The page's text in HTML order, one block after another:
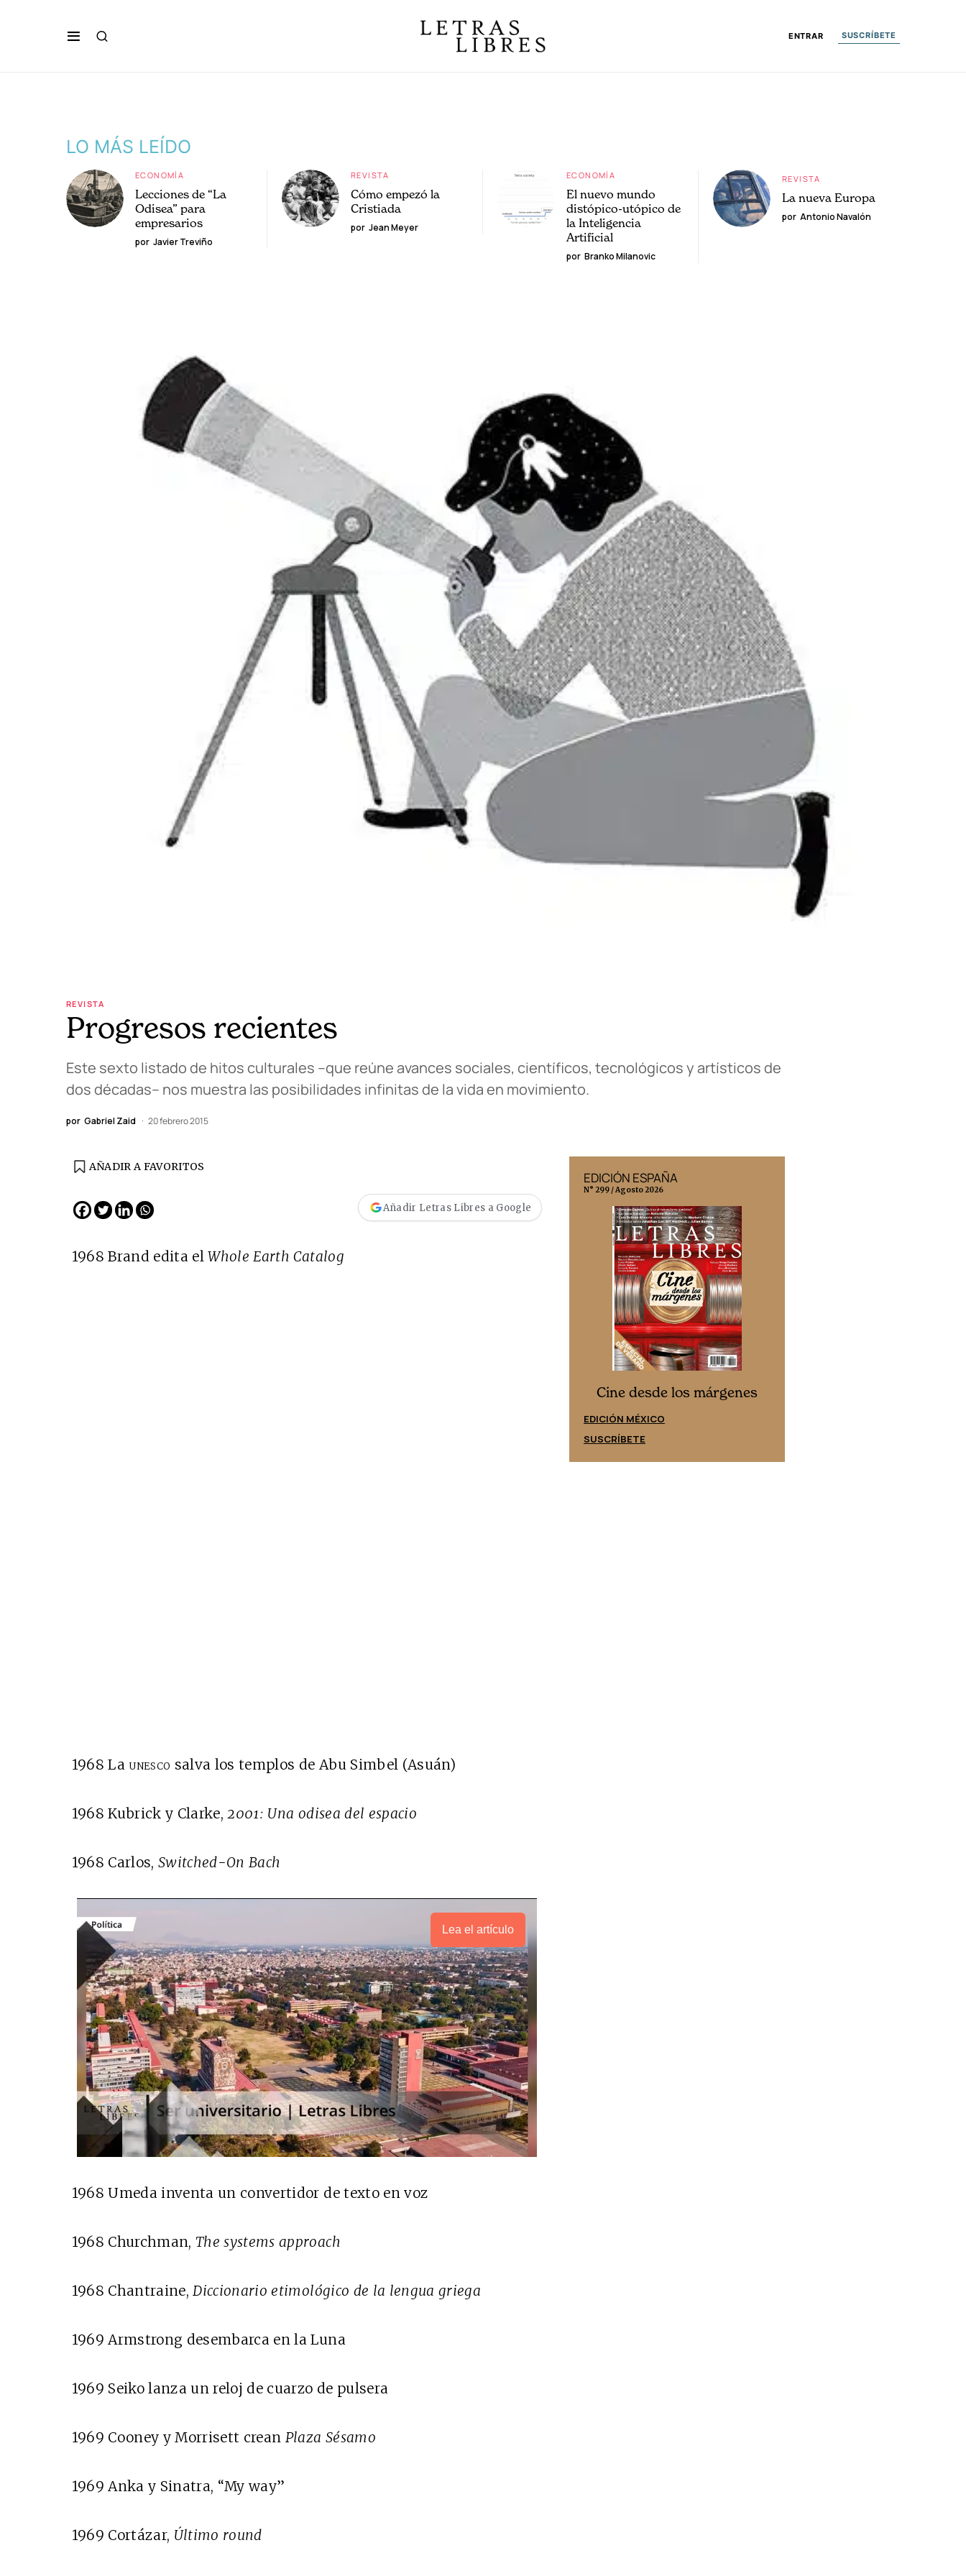
ENTRAR SUSCRÍBETE
LO MÁS LEÍDO
ECONOMÍA
Lecciones de “La
Odisea” para
empresarios
por Javier Treviño
REVISTA
Cómo empezó la
Cristiada
por Jean Meyer
ECONOMÍA
El nuevo mundo
distópico-utópico de
la Inteligencia
Artificial
por Branko Milanovic
REVISTA
La nueva Europa
por Antonio Navalón
REVISTA
Progresos recientes
Este sexto listado de hitos culturales –que reúne avances sociales, científicos, tecnológicos y artísticos de
dos décadas– nos muestra las posibilidades infinitas de la vida en movimiento.
por Gabriel Zaid 20 febrero 2015
AÑADIR A FAVORITOS
Añadir Letras Libres a Google
1968 Brand edita elWhole Earth Catalog
1968 Launesco salva los templos de Abu Simbel (Asuán)
1968 Kubrick y Clarke, 2001: Una odisea del espacio
1968 Carlos, Switched-On Bach
Lea el artículo
1968 Umeda inventa un convertidor de texto en voz
1968 Churchman,The systems approach
1968 Chantraine,Diccionario etimológico de la lengua griega
1969 Armstrong desembarca en la Luna
1969 Seiko lanza un reloj de cuarzo de pulsera
1969 Cooney y Morrisett crean Plaza Sésamo
1969 Anka y Sinatra, “My way”
1969 Cortázar, Último round
EDICIÓN ESPAÑA
N° 299 / Agosto 2026
Cine desde los márgenes
EDICIÓN MÉXICO
SUSCRÍBETE